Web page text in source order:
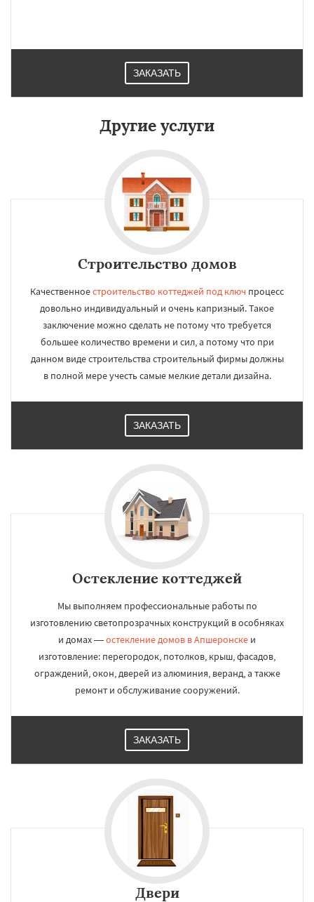
ЗАКАЗАТЬ
Другие услуги
Строительство домов
Качественноестроительство коттеджей под ключ процесс
довольно индивидуальный и очень капризный. Такое
заключение можно сделать не потому что требуется
большее количество времени и сил, а потому что при
данном виде строительства строительный фирмы должны
в полной мере учесть самые мелкие детали дизайна.
ЗАКАЗАТЬ
Остекление коттеджей
Мы выполняем профессиональные работы по
изготовлению светопрозрачных конструкций в особняках
и домах —остекление домов в Апшеронске и
изготовление: перегородок, потолков, крыш, фасадов,
ограждений, окон, дверей из алюминия, веранд, а также
ремонт и обслуживание сооружений.
ЗАКАЗАТЬ
Двери